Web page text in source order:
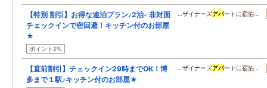
【特別 割引】お得な連泊プラン♪2泊- 非対面
チェックインで密回避！キッチン付のお部屋
★
ポイント2%
…ザイナーズアパートに宿泊…
【直前割引】チェックイン29時までOK！博
多まで１駅♪キッチン付のお部屋★
…ザイナーズアパートに宿泊…